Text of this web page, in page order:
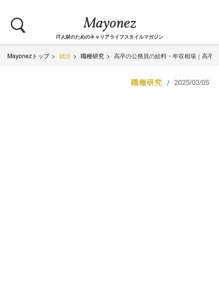
IT人材のためのキャリアライフスタイルマガジン
Mayonezトップ 就活 職種研究 高卒の公務員の給料・年収相場｜高卒
職種研究 / 2025/03/05